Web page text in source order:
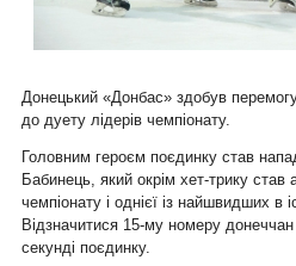
Донецький «Донбас» здобув
до дуету лідерів чемпіонату.
Головним героєм поєдинку став
Бабинець, який окрім хет-трику
чемпіонату і однієї із найшвидших в
Відзначитися 15-му номеру
секунді поєдинку.